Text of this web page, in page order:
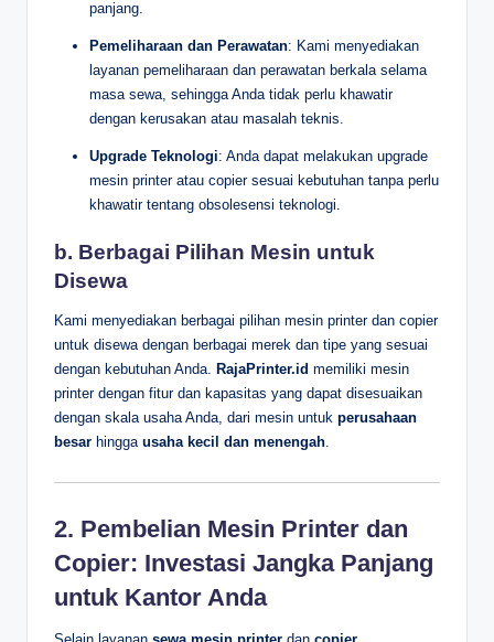
panjang.
Pemeliharaan dan Perawatan: Kami menyediakan
layanan pemeliharaan dan perawatan berkala selama
masa sewa, sehingga Anda tidak perlu khawatir
dengan kerusakan atau masalah teknis.
Upgrade Teknologi: Anda dapat melakukan upgrade
mesin printer atau copier sesuai kebutuhan tanpa perlu
khawatir tentang obsolesensi teknologi.
b. Berbagai Pilihan Mesin untuk
Disewa
Kami menyediakan berbagai pilihan mesin printer dan copier
untuk disewa dengan berbagai merek dan tipe yang sesuai
dengan kebutuhan Anda. RajaPrinter.id memiliki mesin
printer dengan fitur dan kapasitas yang dapat disesuaikan
dengan skala usaha Anda, dari mesin untuk perusahaan
besar hingga usaha kecil dan menengah
2. Pembelian Mesin Printer dan
Copier: Investasi Jangka Panjang
untuk Kantor Anda